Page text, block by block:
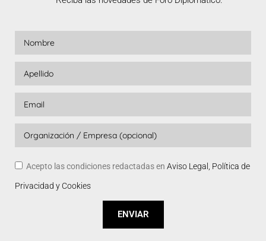
Acepto las condiciones redactadas en Aviso Legal, Política de
Privacidad y Cookies
ENVIAR